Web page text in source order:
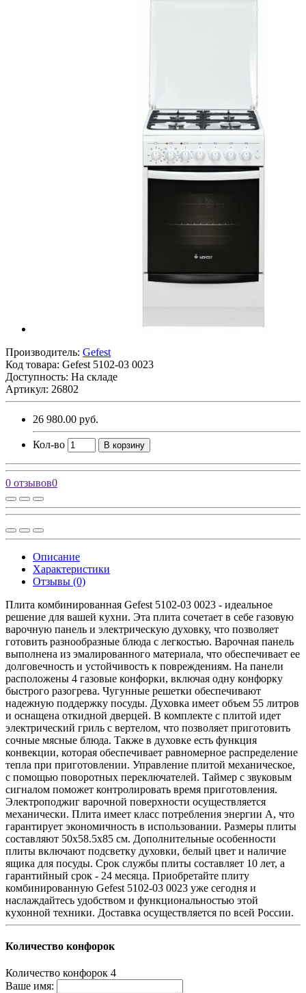
Производитель: Gefest
Код товара: Gefest 5102-03 0023
Доступность: На складе
Артикул: 26802
26 980.00 руб.
Кол-во В корзину
0 отзывов0
Описание
Характеристики
Отзывы (0)
Плита комбинированная Gefest 5102-03 0023 - идеальное
решение для вашей кухни. Эта плита сочетает в себе газовую
варочную панель и электрическую духовку, что позволяет
готовить разнообразные блюда с легкостью. Варочная панель
выполнена из эмалированного материала, что обеспечивает ее
долговечность и устойчивость к повреждениям. На панели
расположены 4 газовые конфорки, включая одну конфорку
быстрого разогрева. Чугунные решетки обеспечивают
надежную поддержку посуды. Духовка имеет объем 55 литров
и оснащена откидной дверцей. В комплекте с плитой идет
электрический гриль с вертелом, что позволяет приготовить
сочные мясные блюда. Также в духовке есть функция
конвекции, которая обеспечивает равномерное распределение
тепла при приготовлении. Управление плитой механическое,
с помощью поворотных переключателей. Таймер с звуковым
сигналом поможет контролировать время приготовления.
Электроподжиг варочной поверхности осуществляется
механически. Плита имеет класс потребления энергии A, что
гарантирует экономичность в использовании. Размеры плиты
составляют 50x58.5x85 см. Дополнительные особенности
плиты включают подсветку духовки, белый цвет и наличие
ящика для посуды. Срок службы плиты составляет 10 лет, а
гарантийный срок - 24 месяца. Приобретайте плиту
комбинированную Gefest 5102-03 0023 уже сегодня и
наслаждайтесь удобством и функциональностью этой
кухонной техники. Доставка осуществляется по всей России.
Количество конфорок
Количество конфорок 4
Ваше имя: